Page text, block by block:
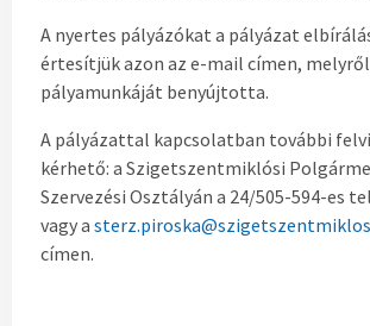
A nyertes pályázókat a pályázat
értesítjük azon az e-mail címen, melyről
pályamunkáját benyújtotta.
A pályázattal kapcsolatban további
kérhető: a Szigetszentmiklósi
Szervezési Osztályán a 24/505-594-es
vagy a
címen.